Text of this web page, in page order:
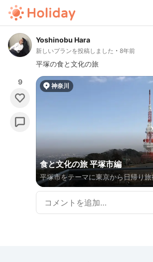
Yoshinobu Hara
新しいプランを投稿しました 8年前
平塚の食と文化の旅
9 神奈川
食と文化の旅 平塚市編
平塚市をテーマに東京から日帰り旅
文化歴史あり！